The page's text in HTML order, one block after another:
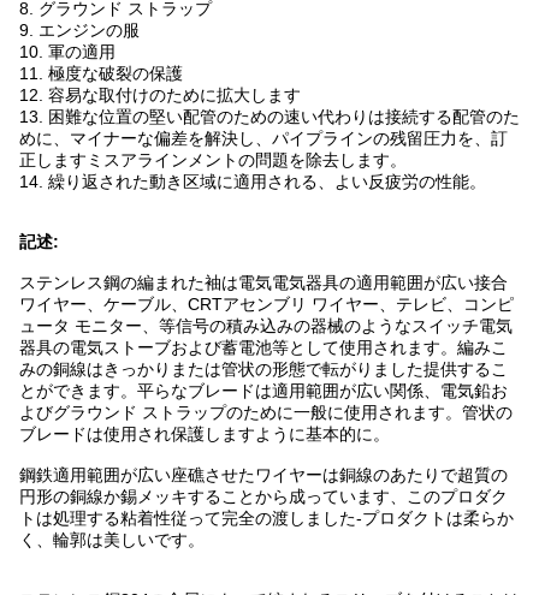
8. グラウンド ストラップ
9. エンジンの服
10. 軍の適用
11. 極度な破裂の保護
12. 容易な取付けのために拡大します
13. 困難な位置の堅い配管のための速い代わりは接続する配管のた
めに、マイナーな偏差を解決し、パイプラインの残留圧力を、訂
正しますミスアラインメントの問題を除去します。
14. 繰り返された動き区域に適用される、よい反疲労の性能。
記述:
ステンレス鋼の編まれた袖は電気電気器具の適用範囲が広い接合
ワイヤー、ケーブル、CRTアセンブリ ワイヤー、テレビ、コンピ
ュータ モニター、等信号の積み込みの器械のようなスイッチ電気
器具の電気ストーブおよび蓄電池等として使用されます。編みこ
みの銅線はきっかりまたは管状の形態で転がりました提供するこ
とができます。平らなブレードは適用範囲が広い関係、電気鉛お
よびグラウンド ストラップのために一般に使用されます。管状の
ブレードは使用され保護しますように基本的に。
鋼鉄適用範囲が広い座礁させたワイヤーは銅線のあたりで超質の
円形の銅線か錫メッキすることから成っています、このプロダク
トは処理する粘着性従って完全の渡しました-プロダクトは柔らか
く、輪郭は美しいです。